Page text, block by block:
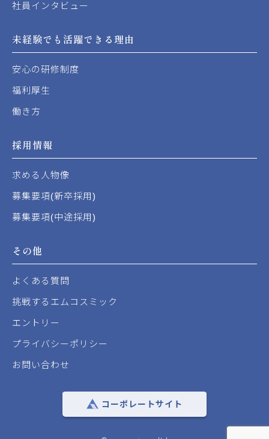
社員インタビュー
未経験でも活躍できる理由
安心の研修制度
福利厚生
働き方
採用情報
求める人物像
募集要項(新卒採用)
募集要項(中途採用)
その他
よくある質問
挑戦するエムコスミック
エントリー
プライバシーポリシー
お問い合わせ
コーポレートサイト